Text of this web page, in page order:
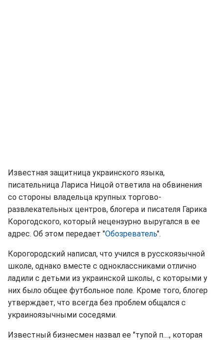
Известная защитница украинского языка,
писательница Лариса Ницой ответила на обвинения
со стороны владельца крупных торгово-
развлекательных центров, блогера и писателя Гарика
Корогодского, который нецензурно выругался в ее
адрес. Об этом передает "Обозреватель".
Корогородский написал, что учился в русскоязычной
школе, однако вместе с одноклассниками отлично
ладили с детьми из украинской школы, с которыми у
них было общее футбольное поле. Кроме того, блогер
утверждает, что всегда без проблем общался с
украиноязычными соседями.
Известный бизнесмен назвал ее "тупой п...., которая